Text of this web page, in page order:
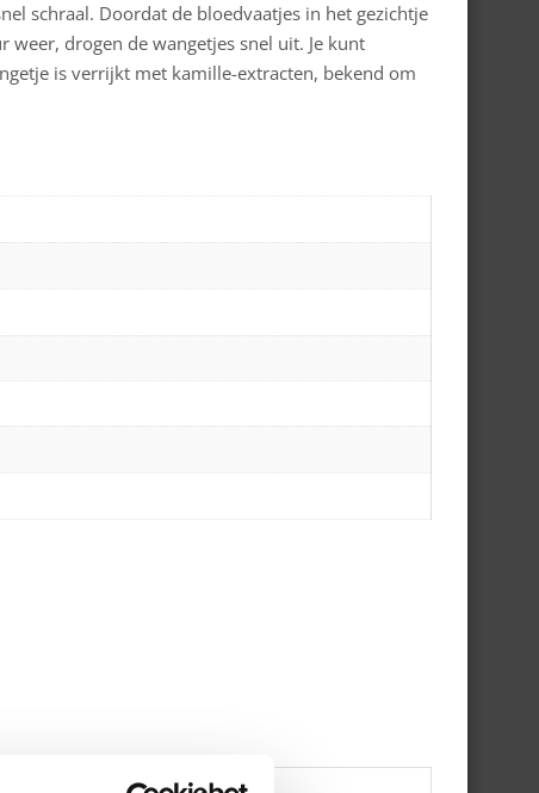
schraal. Doordat de bloedvaatjes in het gezichtje
drogen de wangetjes snel uit. Je kunt
is verrijkt met kamille-extracten, bekend om